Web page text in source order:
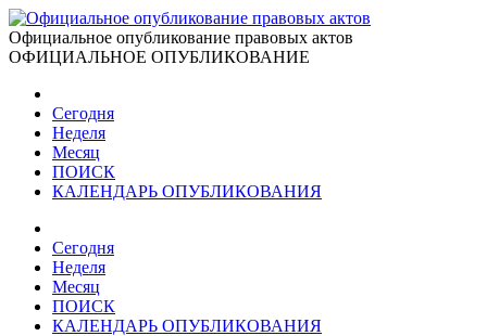
Официальное опубликование правовых актов
ОФИЦИАЛЬНОЕ ОПУБЛИКОВАНИЕ
Сегодня
Неделя
Месяц
ПОИСК
КАЛЕНДАРЬ ОПУБЛИКОВАНИЯ
Сегодня
Неделя
Месяц
ПОИСК
КАЛЕНДАРЬ ОПУБЛИКОВАНИЯ